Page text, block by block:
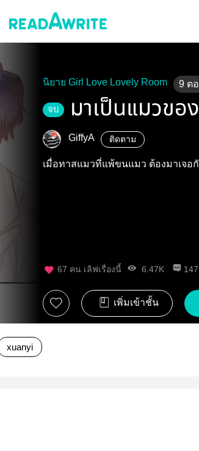
นิยาย Girl Love Lovely Room 9 ต
จบ มาเป็นแมวขอ
GiffyA ติดตาม
เมื่อทาสแมวที่แพ้ขนแมว ต้องมาเจอ
67 คน เลิฟเรื่องนี้ 6.47K 147
เพิ่มเข้าชั้น
xuanyi